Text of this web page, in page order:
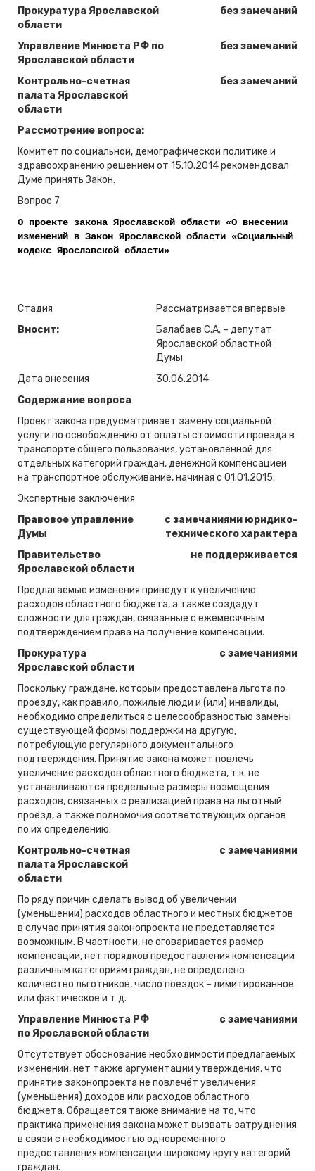
Прокуратура Ярославской
области
без замечаний
Управление Минюста РФ по
Ярославской области
без замечаний
Контрольно-счетная
палата Ярославской
области
без замечаний
Рассмотрение вопроса:
Комитет по социальной, демографической политике и
здравоохранению решением от 15.10.2014 рекомендовал
Думе принять Закон.
Вопрос 7
О проекте закона Ярославской области «О внесении
изменений в Закон Ярославской области «Социальный
кодекс Ярославской области»
Стадия
Рассматривается впервые
Вносит:
Балабаев С.А. – депутат
Ярославской областной
Думы
Дата внесения
30.06.2014
Содержание вопроса
Проект закона предусматривает замену социальной
услуги по освобождению от оплаты стоимости проезда в
транспорте общего пользования, установленной для
отдельных категорий граждан, денежной компенсацией
на транспортное обслуживание, начиная с 01.01.2015.
Экспертные заключения
Правовое управление
Думы
с замечаниями юридико-
технического характера
Правительство
Ярославской области
не поддерживается
Предлагаемые изменения приведут к увеличению
расходов областного бюджета, а также создадут
сложности для граждан, связанные с ежемесячным
подтверждением права на получение компенсации.
Прокуратура
Ярославской области
с замечаниями
Поскольку граждане, которым предоставлена льгота по
проезду, как правило, пожилые люди и (или) инвалиды,
необходимо определиться с целесообразностью замены
существующей формы поддержки на другую,
потребующую регулярного документального
подтверждения. Принятие закона может повлечь
увеличение расходов областного бюджета, т.к. не
устанавливаются предельные размеры возмещения
расходов, связанных с реализацией права на льготный
проезд, а также полномочия соответствующих органов
по их определению.
Контрольно-счетная
палата Ярославской
области
с замечаниями
По ряду причин сделать вывод об увеличении
(уменьшении) расходов областного и местных бюджетов
в случае принятия законопроекта не представляется
возможным. В частности, не оговаривается размер
компенсации, нет порядков предоставления компенсации
различным категориям граждан, не определено
количество льготников, число поездок – лимитированное
или фактическое и т.д.
Управление Минюста РФ
по Ярославской области
с замечаниями
Отсутствует обоснование необходимости предлагаемых
изменений, нет также аргументации утверждения, что
принятие законопроекта не повлечёт увеличения
(уменьшения) доходов или расходов областного
бюджета. Обращается также внимание на то, что
практика применения закона может вызвать затруднения
в связи с необходимостью одновременного
предоставления компенсации широкому кругу категорий
граждан.